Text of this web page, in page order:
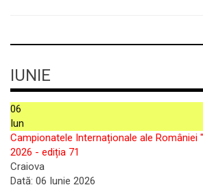
IUNIE
06
Iun
Campionatele Internaționale ale României
2026 - ediția 71
Craiova
Dată: 06 Iunie 2026